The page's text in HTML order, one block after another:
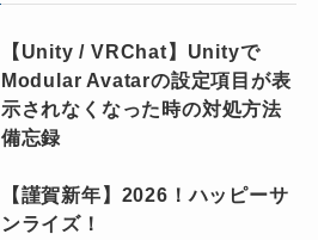
【Unity / VRChat】Unityで
Modular Avatarの設定項目が表
示されなくなった時の対処方法
備忘録
【謹賀新年】2026！ハッピーサ
ンライズ！